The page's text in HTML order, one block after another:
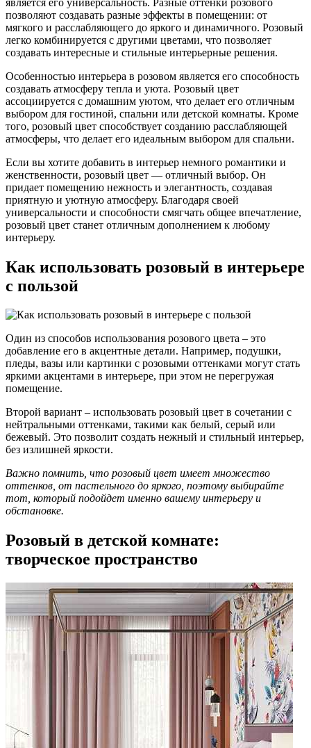
позволяют создавать разные эффекты в помещении: от
мягкого и расслабляющего до яркого и динамичного. Розовый
легко комбинируется с другими цветами, что позволяет
создавать интересные и стильные интерьерные решения.
Особенностью интерьера в розовом является его способность
создавать атмосферу тепла и уюта. Розовый цвет
ассоциируется с домашним уютом, что делает его отличным
выбором для гостиной, спальни или детской комнаты. Кроме
того, розовый цвет способствует созданию расслабляющей
атмосферы, что делает его идеальным выбором для спальни.
Если вы хотите добавить в интерьер немного романтики и
женственности, розовый цвет — отличный выбор. Он
придает помещению нежность и элегантность, создавая
приятную и уютную атмосферу. Благодаря своей
универсальности и способности смягчать общее впечатление,
розовый цвет станет отличным дополнением к любому
интерьеру.
Как использовать розовый в интерьере
с пользой
Один из способов использования розового цвета – это
добавление его в акцентные детали. Например, подушки,
пледы, вазы или картинки с розовыми оттенками могут стать
яркими акцентами в интерьере, при этом не перегружая
помещение.
Второй вариант – использовать розовый цвет в сочетании с
нейтральными оттенками, такими как белый, серый или
бежевый. Это позволит создать нежный и стильный интерьер,
без излишней яркости.
Важно помнить, что розовый цвет имеет множество
оттенков, от пастельного до яркого, поэтому выбирайте
тот, который подойдет именно вашему интерьеру и
обстановке.
Розовый в детской комнате:
творческое пространство